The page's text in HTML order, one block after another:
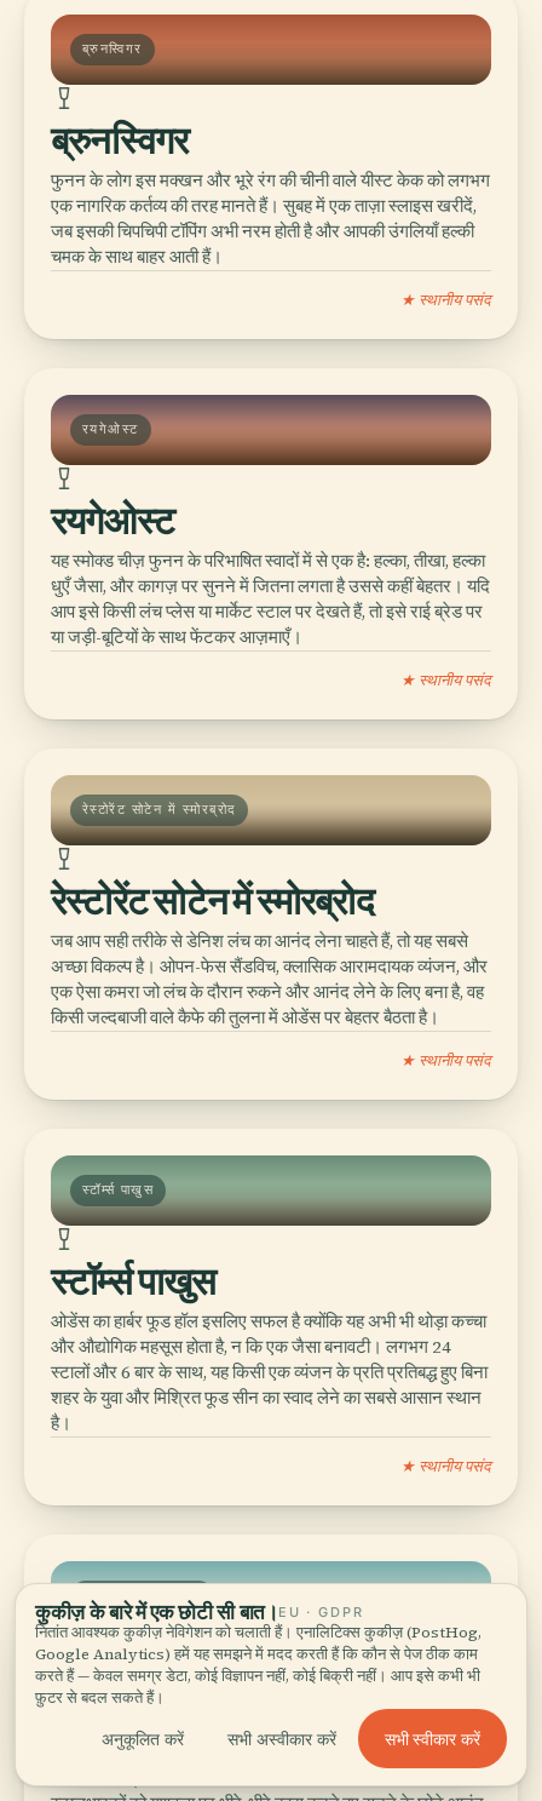
ब्रुनस्विगर
ब्रुनस्विगर
फुनन के लोग इस मक्खन और भूरे रंग की चीनी वाले यीस्ट केक को लगभग
एक नागरिक कर्तव्य की तरह मानते हैं। सुबह में एक ताज़ा स्लाइस खरीदें,
जब इसकी चिपचिपी टॉपिंग अभी नरम होती है और आपकी उंगलियाँ हल्की
चमक के साथ बाहर आती हैं।
★ स्थानीय पसंद
रयगेओस्ट
रयगेओस्ट
यह स्मोक्ड चीज़ फुनन के परिभाषित स्वादों में से एक है: हल्का, तीखा, हल्का
धुएँ जैसा, और कागज़ पर सुनने में जितना लगता है उससे कहीं बेहतर। यदि
आप इसे किसी लंच प्लेस या मार्केट स्टाल पर देखते हैं, तो इसे राई ब्रेड पर
या जड़ी-बूटियों के साथ फेंटकर आज़माएँ।
★ स्थानीय पसंद
रेस्टोरेंट सोटेन में स्मोरब्रोद
रेस्टोरेंट सोटेन में स्मोरब्रोद
जब आप सही तरीके से डेनिश लंच का आनंद लेना चाहते हैं, तो यह सबसे
अच्छा विकल्प है। ओपन-फेस सैंडविच, क्लासिक आरामदायक व्यंजन, और
एक ऐसा कमरा जो लंच के दौरान रुकने और आनंद लेने के लिए बना है, वह
किसी जल्दबाजी वाले कैफे की तुलना में ओडेंस पर बेहतर बैठता है।
★ स्थानीय पसंद
स्टॉर्म्स पाखुस
स्टॉर्म्स पाखुस
ओडेंस का हार्बर फूड हॉल इसलिए सफल है क्योंकि यह अभी भी थोड़ा कच्चा
और औद्योगिक महसूस होता है, न कि एक जैसा बनावटी। लगभग 24
स्टालों और 6 बार के साथ, यह किसी एक व्यंजन के प्रति प्रतिबद्ध हुए बिना
शहर के युवा और मिश्रित फूड सीन का स्वाद लेने का सबसे आसान स्थान
है।
★ स्थानीय पसंद
सोर्टेब्रोडर टॉव मार्केट
बुधवार और शनिवार का बाजार वह जगह है जहाँ स्थानीय उत्पाद किसी
बनावटी आकर्षण के बजाय शहर के जीवन का हिस्सा महसूस होते हैं।
कुकीज़ के बारे में एक छोटी सी बात। EU · GDPR
नितांत आवश्यक कुकीज़ नेविगेशन को चलाती हैं। एनालिटिक्स कुकीज़ (PostHog,
Google Analytics) हमें यह समझने में मदद करती हैं कि कौन से पेज ठीक काम
करते हैं — केवल समग्र डेटा, कोई विज्ञापन नहीं, कोई बिक्री नहीं। आप इसे कभी भी
फ़ुटर से बदल सकते हैं।
अनुकूलित करें सभी अस्वीकार करें सभी स्वीकार करें